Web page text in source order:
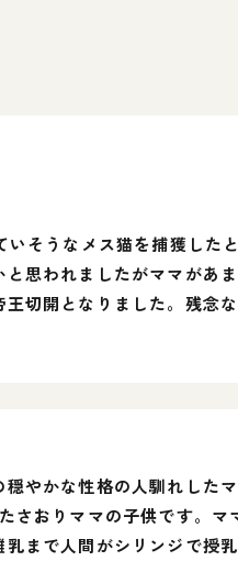
そうなメス猫を捕獲した
思われましたがママがあ
切開となりました。残念
やかな性格の人馴れした
さおりママの子供です。
まで人間がシリンジで授